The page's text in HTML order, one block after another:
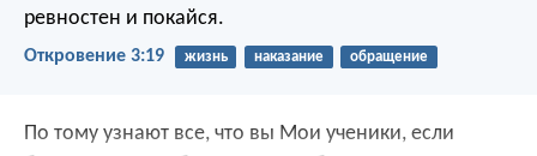
ревностен и покайся.
Откровение 3:19 жизнь наказание обращение
По тому узнают все, что вы Мои ученики, если